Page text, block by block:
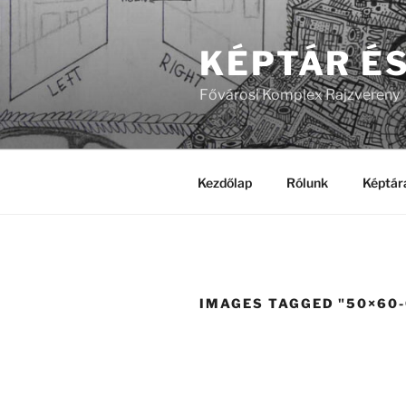
Tartalomhoz
KÉPTÁR
Fővárosi Komplex Rajzvereny
Kezdőlap Rólunk
IMAGES TAGGED